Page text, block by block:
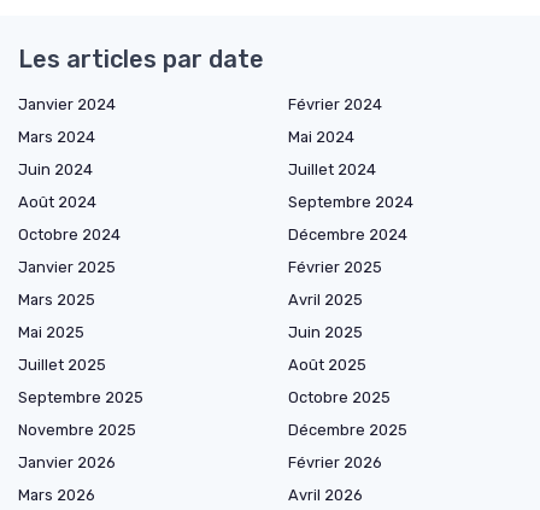
Les articles par date
Janvier 2024
Février 2024
Mars 2024
Mai 2024
Juin 2024
Juillet 2024
Août 2024
Septembre 2024
Octobre 2024
Décembre 2024
Janvier 2025
Février 2025
Mars 2025
Avril 2025
Mai 2025
Juin 2025
Juillet 2025
Août 2025
Septembre 2025
Octobre 2025
Novembre 2025
Décembre 2025
Janvier 2026
Février 2026
Mars 2026
Avril 2026